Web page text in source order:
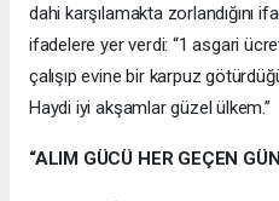
dahi karşılamakta zorlandığını
ifadelere yer verdi: “1 asgari
çalışıp evine bir karpuz
Haydi iyi akşamlar güzel ülkem.”
“ALIM GÜCÜ HER GEÇEN